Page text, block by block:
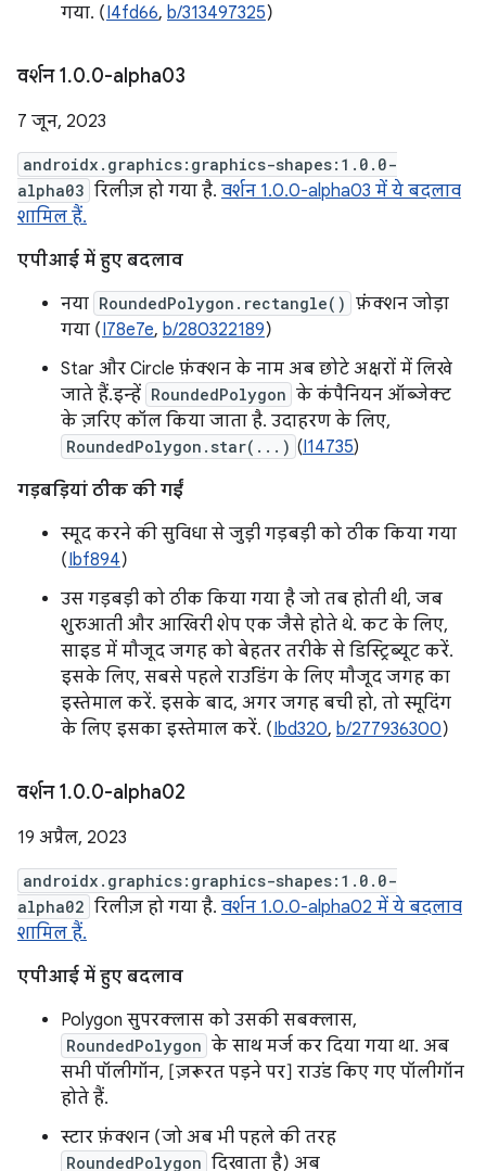
गया. (I4fd66, b/313497325)
वर्शन 1.0.0-alpha03
7 जून, 2023
androidx.graphics:graphics-shapes:1.0.0-
alpha03 रिलीज़ हो गया है. वर्शन 1.0.0-alpha03 में ये बदलाव
शामिल हैं.
एपीआई में हुए बदलाव
नया RoundedPolygon.rectangle() फ़ंक्शन जोड़ा
गया (I78e7e, b/280322189)
Star और Circle फ़ंक्शन के नाम अब छोटे अक्षरों में लिखे
जाते हैं.इन्हें RoundedPolygon के कंपैनियन ऑब्जेक्ट
के ज़रिए कॉल किया जाता है. उदाहरण के लिए,
RoundedPolygon.star(...) (I14735)
गड़बड़ियां ठीक की गईं
स्मूद करने की सुविधा से जुड़ी गड़बड़ी को ठीक किया गया
(Ibf894)
उस गड़बड़ी को ठीक किया गया है जो तब होती थी, जब
शुरुआती और आखिरी शेप एक जैसे होते थे. कट के लिए,
साइड में मौजूद जगह को बेहतर तरीके से डिस्ट्रिब्यूट करें.
इसके लिए, सबसे पहले राउंडिंग के लिए मौजूद जगह का
इस्तेमाल करें. इसके बाद, अगर जगह बची हो, तो स्मूदिंग
के लिए इसका इस्तेमाल करें. (Ibd320, b/277936300)
वर्शन 1.0.0-alpha02
19 अप्रैल, 2023
androidx.graphics:graphics-shapes:1.0.0-
alpha02 रिलीज़ हो गया है. वर्शन 1.0.0-alpha02 में ये बदलाव
शामिल हैं.
एपीआई में हुए बदलाव
Polygon सुपरक्लास को उसकी सबक्लास,
RoundedPolygon के साथ मर्ज कर दिया गया था. अब
सभी पॉलीगॉन, [ज़रूरत पड़ने पर] राउंड किए गए पॉलीगॉन
होते हैं.
स्टार फ़ंक्शन (जो अब भी पहले की तरह
RoundedPolygon दिखाता है) अब